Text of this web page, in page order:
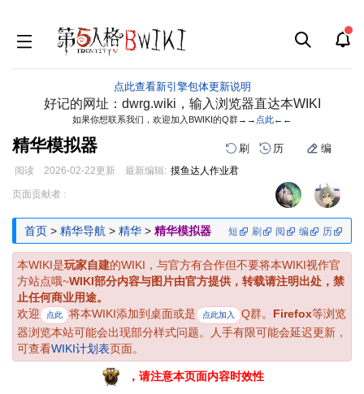
点此查看新引擎包体更新说明
好记的网址：dwrg.wiki，输入浏览器直达本WIKI
如果你想联系我们，欢迎加入BWIKI的Q群→→ 点此←←
精华模拟器 刷 历 编
阅读 2026-02-22更新 最新编辑: 摸鱼达人作业君
跳
导
跳
搜
页面贡献者 :
首页 > 精华导航 > 精华 > 精华模拟器 短 刷 阅 编 历
本WIKI是玩家自建的WIKI，与官方有合作但不要将本WIKI视作官
方站点哦~WIKI部分内容与图片由官方提供，转载请注明出处，禁
止任何商业用途。
欢迎
点此 将本WIKI添加到桌面或是 点此加入 Q群。 Firefox等浏览
器浏览本站可能会出现部分样式问题。人手有限可能会延迟更新，
可查看WIKI计划表页面。
，请注意本页面内容时效性